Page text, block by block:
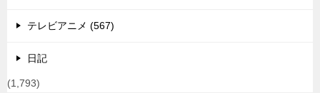
テレビアニメ (567)
日記
(1,793)